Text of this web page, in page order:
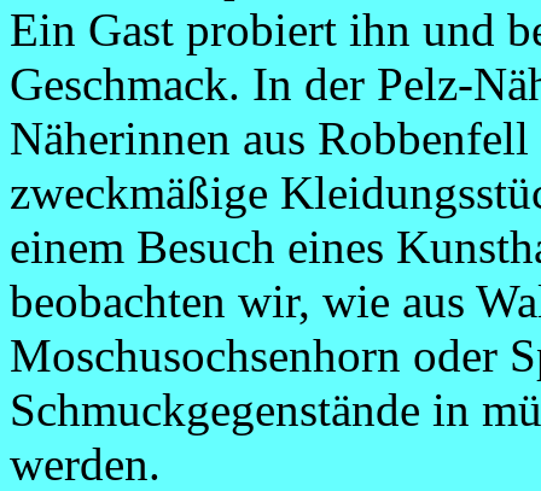
Ein Gast probiert ihn und
Geschmack. In der Pelz-
Näherinnen aus
zweckmäßige
einem Besuch eines
beobachten wir, wie aus
Moschusochsenhorn oder
Schmuckgegenstände in
werden.